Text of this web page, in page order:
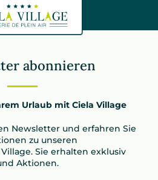
abonnieren
Urlaub mit Ciela Village
Newsletter und erfahren Sie
zu unseren
Sie erhalten exklusiv
Aktionen.